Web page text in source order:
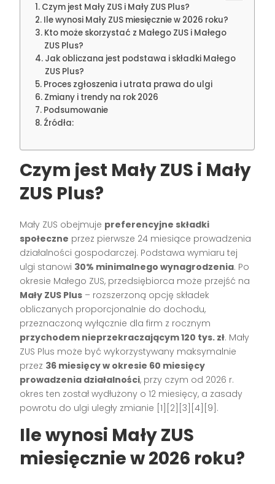
Czym jest Mały ZUS i Mały ZUS Plus?
Ile wynosi Mały ZUS miesięcznie w 2026 roku?
Kto może skorzystać z Małego ZUS i Małego
ZUS Plus?
Jak obliczana jest podstawa i składki Małego
ZUS Plus?
Proces zgłoszenia i utrata prawa do ulgi
Zmiany i trendy na rok 2026
Podsumowanie
Źródła:
Czym jest Mały ZUS i Mały
ZUS Plus?
Mały ZUS obejmuje preferencyjne składki
społeczne przez pierwsze 24 miesiące prowadzenia
działalności gospodarczej. Podstawa wymiaru tej
ulgi stanowi 30% minimalnego wynagrodzenia. Po
okresie Małego ZUS, przedsiębiorca może przejść na
Mały ZUS Plus – rozszerzoną opcję składek
obliczanych proporcjonalnie do dochodu,
przeznaczoną wyłącznie dla firm z rocznym
przychodem nieprzekraczającym 120 tys. zł. Mały
ZUS Plus może być wykorzystywany maksymalnie
przez 36 miesięcy w okresie 60 miesięcy
prowadzenia działalności, przy czym od 2026 r.
okres ten został wydłużony o 12 miesięcy, a zasady
powrotu do ulgi uległy zmianie [1][2][3][4][9].
Ile wynosi Mały ZUS
miesięcznie w 2026 roku?